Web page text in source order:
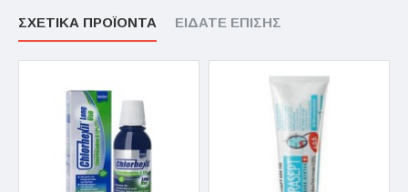
ΣΧΕΤΙΚΆ ΠΡΟΪΌΝΤΑ ΕΊΔΑΤΕ ΕΠΊΣΗΣ